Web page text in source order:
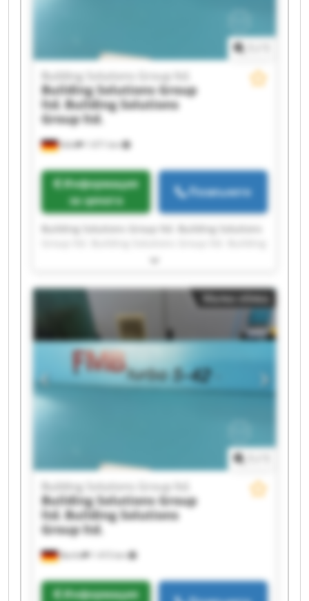
Köln 1 671 km
Building Solutions Group ltd.
Building Solutions Group
ltd. Building Solutions
Group ltd.
Информация
за цената
Позвънете
Building Solutions Group ltd. Building Solutions
Solutions Group ltd. Building Solutions Group
Solutions Group ltd. Building Solutions Group
ltd. Building Solutions Group ltd. Building
Solutions Group ltd. Building Solutions Group
ltd. Building Solutions Group ltd. Building
Solutions Group ltd. Building Solutions Group
ltd. Building Solutions Group ltd. Building
Solutions Group ltd. Building Solutions Group
ltd. Building Solutions Group ltd. Building
Solutions Group ltd. Building Solutions Group
Малка обява
Berlin 1 415 km
Building Solutions Group ltd.
Building Solutions Group
ltd. Building Solutions
Group ltd.
Информация